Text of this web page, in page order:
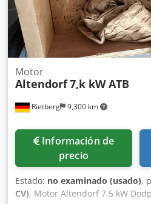
Rietberg 9,300 km
Motor
Altendorf7,k kW ATB
Información de
precio
Estado: no examinado (usado),
CV), Motor Altendorf 7,5 kW